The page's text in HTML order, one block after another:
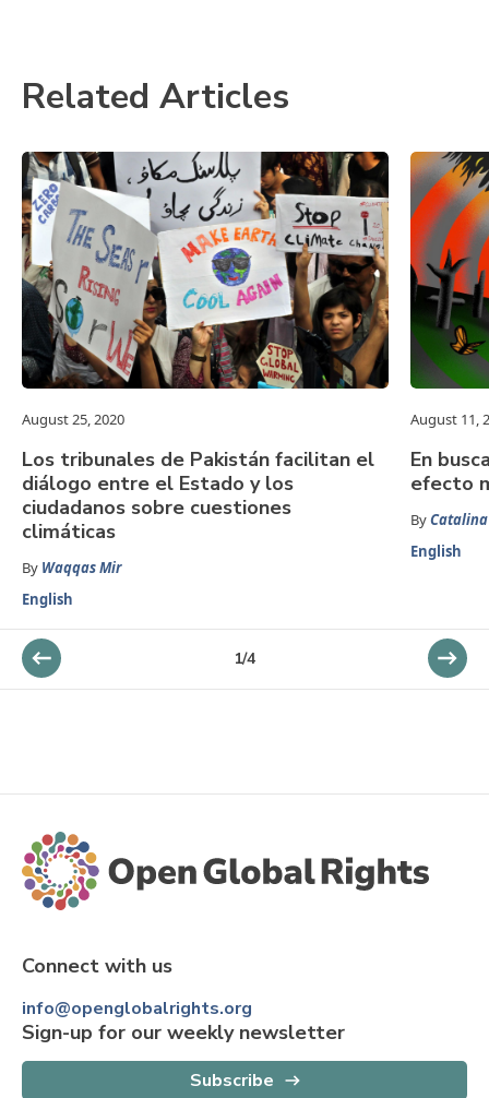
Related Articles
August 25, 2020
Los tribunales de Pakistán facilitan el
diálogo entre el Estado y los
ciudadanos sobre cuestiones
climáticas
By Waqqas Mir
English
August 11,
En
efecto
By
English
1/4
Connect with us
info@openglobalrights.org
Sign-up for our weekly newsletter
Subscribe